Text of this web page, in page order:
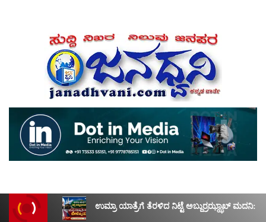
ಉಮ್ರಾ ಯಾತ್ರೆಗೆ ತೆರಳಿದ ನಿಟ್ಟೆ ಅಬ್ದುರ್ರಝ್ಝಾಖ್ ಮದನಿ: